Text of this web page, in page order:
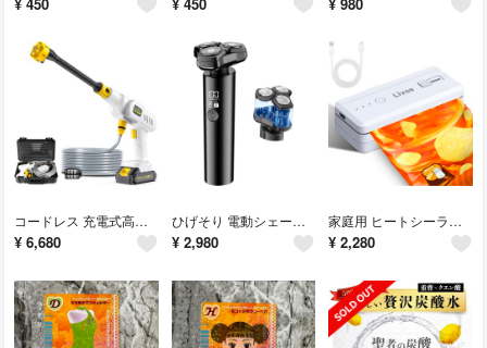
コードレス 充電式高圧洗浄機 ポータブル高圧洗浄機 2個バッテリー付き
¥ 6,680
ひげそり 電動シェーバー 深剃り 3重剃刀 回転式 乾湿両用 髭剃り海外対応
¥ 2,980
家庭用 ヒートシーラー 小型 シーラー Type-C充電 抗酸化機能 予熱不要
¥ 2,280